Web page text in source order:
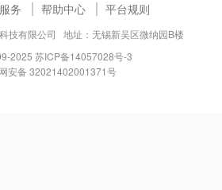
务 帮助中心 平台规则
技有限公司 地址：无锡新吴区微纳园B楼
2025 苏ICP备14057028号-3
安备 32021402001371号